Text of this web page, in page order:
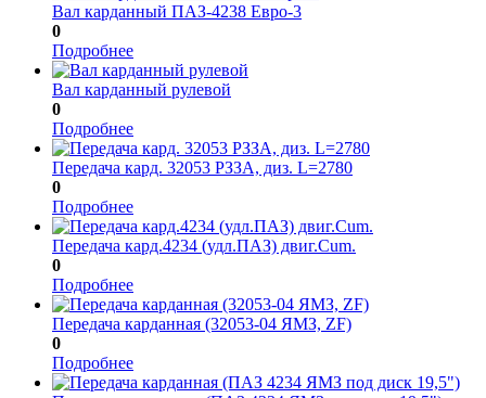
Вал карданный ПАЗ-4238 Евро-3
0
Подробнее
Вал карданный рулевой
0
Подробнее
Передача кард. 32053 РЗЗА, диз. L=2780
0
Подробнее
Передача кард.4234 (удл.ПАЗ) двиг.Cum.
0
Подробнее
Передача карданная (32053-04 ЯМЗ, ZF)
0
Подробнее